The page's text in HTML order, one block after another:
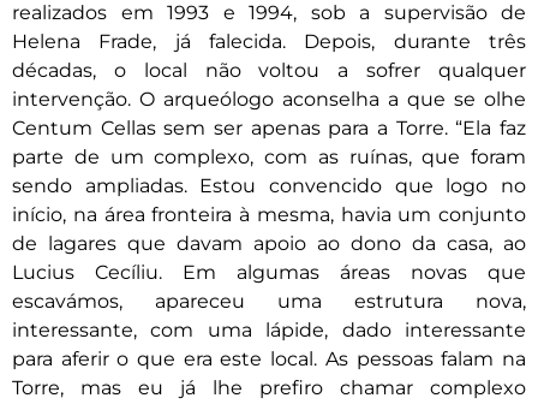
realizados em 1993 e 1994, sob a supervisão de
Helena Frade, já falecida. Depois, durante três
décadas, o local não voltou a sofrer qualquer
intervenção. O arqueólogo aconselha a que se olhe
Centum Cellas sem ser apenas para a Torre. “Ela faz
parte de um complexo, com as ruínas, que foram
sendo ampliadas. Estou convencido que logo no
início, na área fronteira à mesma, havia um conjunto
de lagares que davam apoio ao dono da casa, ao
Lucius Cecíliu. Em algumas áreas novas que
escavámos, apareceu uma estrutura nova,
interessante, com uma lápide, dado interessante
para aferir o que era este local. As pessoas falam na
Torre, mas eu já lhe prefiro chamar complexo